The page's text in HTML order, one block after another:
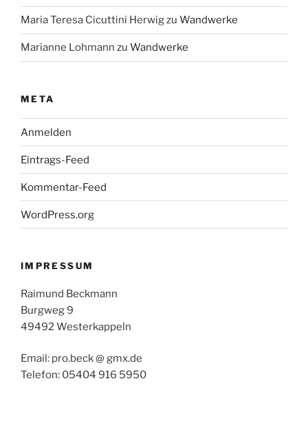
Maria Teresa Cicuttini Herwigzu Wandwerke
Marianne Lohmann zu Wandwerke
META
Anmelden
Eintrags-Feed
Kommentar-Feed
WordPress.org
IMPRESSUM
Raimund Beckmann
Burgweg 9
49492 Westerkappeln
Email: pro.beck @ gmx.de
Telefon: 05404 916 5950